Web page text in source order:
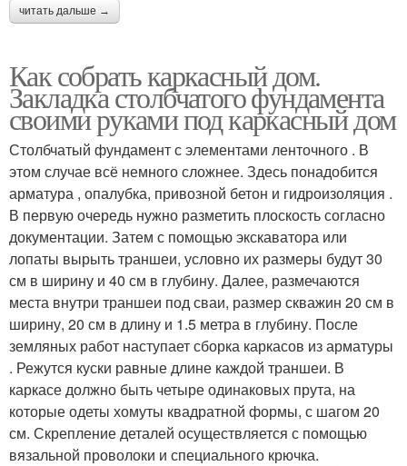
читать дальше →
Как собрать каркасный дом.
Закладка столбчатого фундамента
своими руками под каркасный дом
Столбчатый фундамент с элементами ленточного . В
этом случае всё немного сложнее. Здесь понадобится
арматура , опалубка, привозной бетон и гидроизоляция .
В первую очередь нужно разметить плоскость согласно
документации. Затем с помощью экскаватора или
лопаты вырыть траншеи, условно их размеры будут 30
см в ширину и 40 см в глубину. Далее, размечаются
места внутри траншеи под сваи, размер скважин 20 см в
ширину, 20 см в длину и 1.5 метра в глубину. После
земляных работ наступает сборка каркасов из арматуры
. Режутся куски равные длине каждой траншеи. В
каркасе должно быть четыре одинаковых прута, на
которые одеты хомуты квадратной формы, с шагом 20
см. Скрепление деталей осуществляется с помощью
вязальной проволоки и специального крючка.